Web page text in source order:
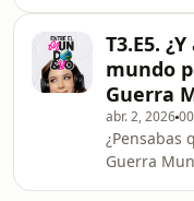
refugiados
La división
Guerra
historia
como
episodio
entender
durante y
cómo el
T3.E5.
mundo
Guerra
abr. 2, 2026
¿Pensabas
Guerra